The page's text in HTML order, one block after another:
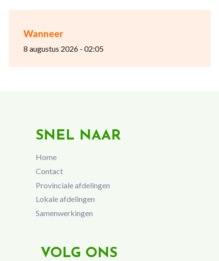
Wanneer
8 augustus 2026 - 02:05
SNEL NAAR
Home
Contact
Provinciale afdelingen
Lokale afdelingen
Samenwerkingen
VOLG ONS